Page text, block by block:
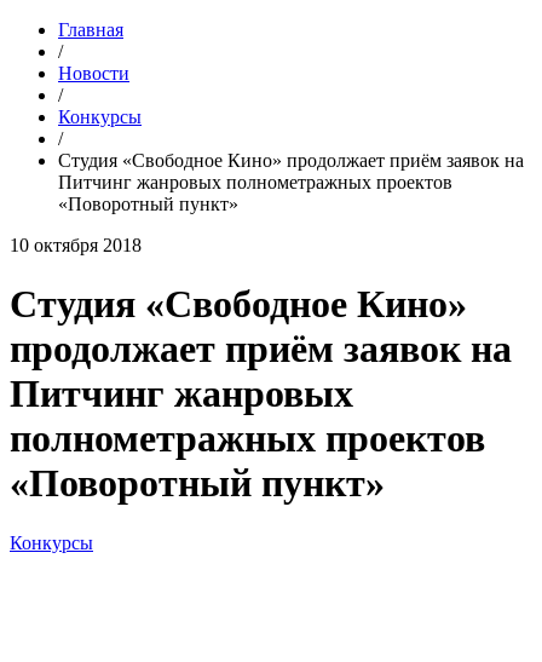
Главная
/
Новости
/
Конкурсы
/
Студия «Свободное Кино» продолжает приём заявок на
Питчинг жанровых полнометражных проектов
«Поворотный пункт»
10 октября 2018
Студия «Свободное Кино»
продолжает приём заявок на
Питчинг жанровых
полнометражных проектов
«Поворотный пункт»
Конкурсы